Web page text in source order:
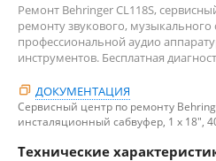
Ремонт Behringer CL118S,
ремонту звукового, музыкального
профессиональной аудио
инструментов. Бесплатная
ДОКУМЕНТАЦИЯ
Сервисный центр по ремонту
инсталяционный сабвуфер, 1 х 18",
Технические